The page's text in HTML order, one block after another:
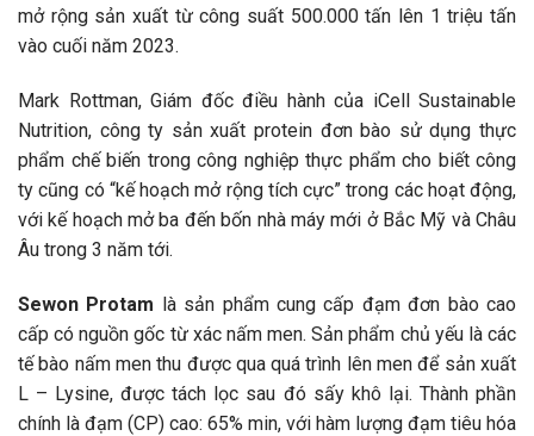
mở rộng sản xuất từ công suất 500.000 tấn lên 1 triệu tấn
vào cuối năm 2023.
Mark Rottman, Giám đốc điều hành của iCell Sustainable
Nutrition, công ty sản xuất protein đơn bào sử dụng thực
phẩm chế biến trong công nghiệp thực phẩm cho biết công
ty cũng có “kế hoạch mở rộng tích cực” trong các hoạt động,
với kế hoạch mở ba đến bốn nhà máy mới ở Bắc Mỹ và Châu
Âu trong 3 năm tới.
Sewon Protam là sản phẩm cung cấp đạm đơn bào cao
cấp có nguồn gốc từ xác nấm men. Sản phẩm chủ yếu là các
tế bào nấm men thu được qua quá trình lên men để sản xuất
L – Lysine, được tách lọc sau đó sấy khô lại. Thành phần
chính là đạm (CP) cao: 65% min, với hàm lượng đạm tiêu hóa